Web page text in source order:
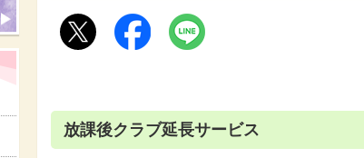
放課後クラブ延長サービス